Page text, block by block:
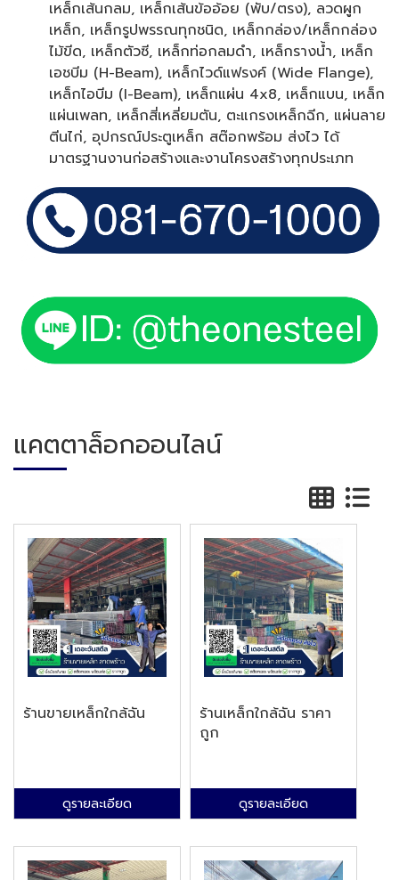
เหล็กเส้นกลม, เหล็กเส้นข้ออ้อย (พับ/ตรง), ลวดผูก
เหล็ก, เหล็กรูปพรรณทุกชนิด, เหล็กกล่อง/เหล็กกล่อง
ไม้ขีด, เหล็กตัวซี, เหล็กท่อกลมดำ, เหล็กรางน้ำ, เหล็ก
เอชบีม (H-Beam), เหล็กไวด์แฟรงค์ (Wide Flange),
เหล็กไอบีม (I-Beam), เหล็กแผ่น 4x8, เหล็กแบน, เหล็ก
แผ่นเพลท, เหล็กสี่เหลี่ยมตัน, ตะแกรงเหล็กฉีก, แผ่นลาย
ตีนไก่, อุปกรณ์ประตูเหล็ก สต๊อกพร้อม ส่งไว ได้
มาตรฐานงานก่อสร้างและงานโครงสร้างทุกประเภท
แคตตาล็อกออนไลน์
ร้านขายเหล็กใกล้ฉัน
ดูรายละเอียด
ร้านเหล็กใกล้ฉัน ราคา
ถูก
ดูรายละเอียด